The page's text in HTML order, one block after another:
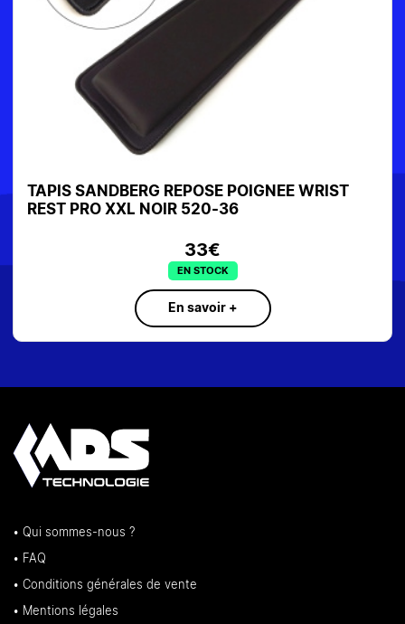
TAPIS SANDBERG REPOSE POIGNEE WRIST
REST PRO XXL NOIR 520-36
33€
EN STOCK
En savoir +
• Qui sommes-nous ?
• FAQ
• Conditions générales de vente
• Mentions légales